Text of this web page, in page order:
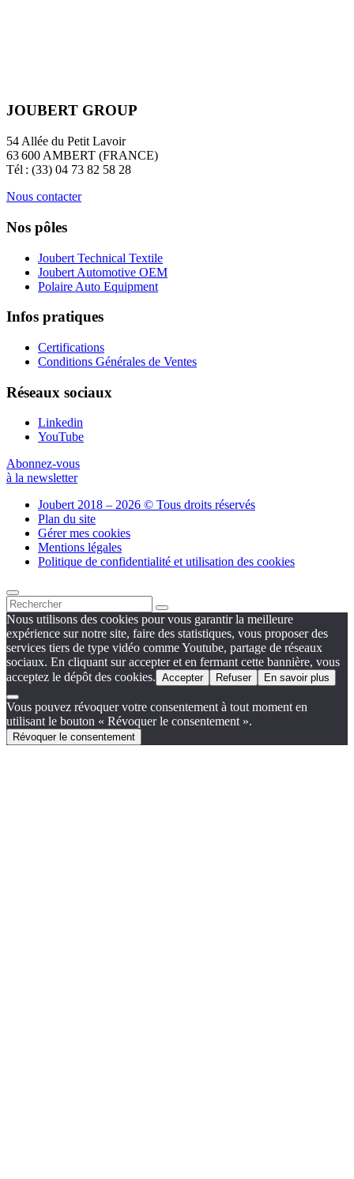
JOUBERT GROUP
54 Allée du Petit Lavoir
63 600 AMBERT (FRANCE)
Tél : (33) 04 73 82 58 28
Nous contacter
Nos pôles
Joubert Technical Textile
Joubert Automotive OEM
Polaire Auto Equipment
Infos pratiques
Certifications
Conditions Générales de Ventes
Réseaux sociaux
Linkedin
YouTube
Abonnez-vous
à la newsletter
Joubert 2018 – 2026 © Tous droits réservés
Plan du site
Gérer mes cookies
Mentions légales
Politique de confidentialité et utilisation des cookies
Nous utilisons des cookies pour vous garantir la meilleure
expérience sur notre site, faire des statistiques, vous proposer des
services tiers de type vidéo comme Youtube, partage de réseaux
sociaux. En cliquant sur accepter et en fermant cette bannière, vous
acceptez le dépôt des cookies. Accepter Refuser En savoir plus
Vous pouvez révoquer votre consentement à tout moment en
utilisant le bouton « Révoquer le consentement ».
Révoquer le consentement